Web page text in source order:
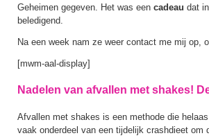
Geheimen gegeven. Het was een cadeau dat
beledigend.
Na een week nam ze weer contact me mij op,
[mwm-aal-display]
Nadelen van afvallen met shakes!
Afvallen met shakes is een methode die
vaak onderdeel van een tijdelijk crashdieet